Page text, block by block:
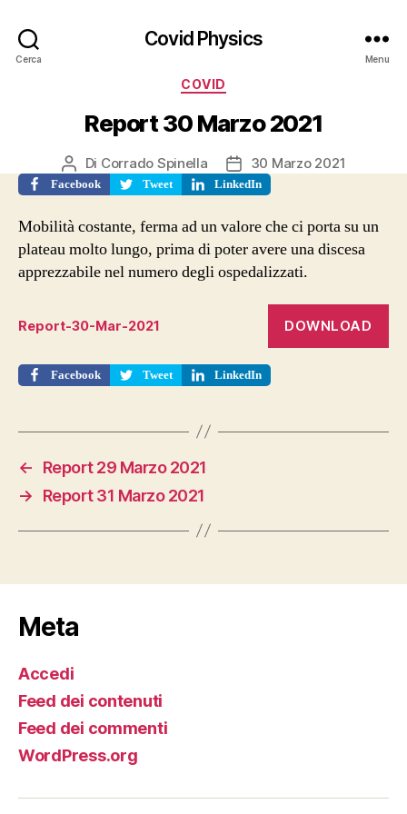
Cerca
Covid Physics
Menu
Categorie
COVID
Report 30 Marzo 2021
Autore
articolo
Di Corrado Spinella
Data
dell'articolo
30 Marzo 2021
Facebook Tweet LinkedIn
Mobilità costante, ferma ad un valore che ci porta su un
plateau molto lungo, prima di poter avere una discesa
apprezzabile nel numero degli ospedalizzati.
Report-30-Mar-2021 DOWNLOAD
Facebook Tweet LinkedIn
←
Report 29 Marzo 2021
→
Report 31 Marzo 2021
Meta
Accedi
Feed dei contenuti
Feed dei commenti
WordPress.org